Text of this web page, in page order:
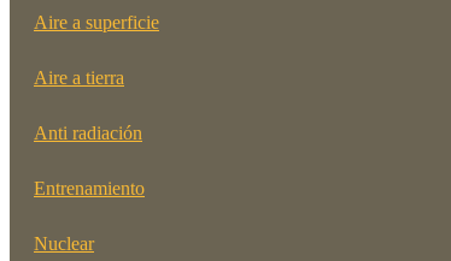
Aire a superficie
Aire a tierra
Anti radiación
Entrenamiento
Nuclear